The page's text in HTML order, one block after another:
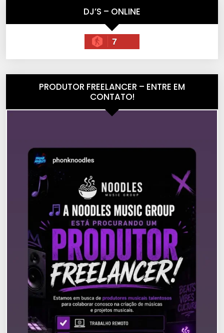
DJ’S – ONLINE
7
PRODUTOR FREELANCER – ENTRE EM
CONTATO!